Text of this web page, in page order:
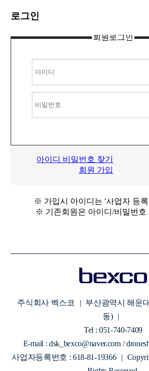
로그인
회원로그인
아이디 비밀번호 찾기
회원 가입
※ 가입시 아이디는 '사업자 등
※ 기존회원은 아이디/비밀번호
주식회사 벡스코 | 부산광역시 해운
동)
|
Tel : 051-740-7409
E-mail : dsk_bexco@naver.com /
사업자등록번호 : 618-81-19366
|